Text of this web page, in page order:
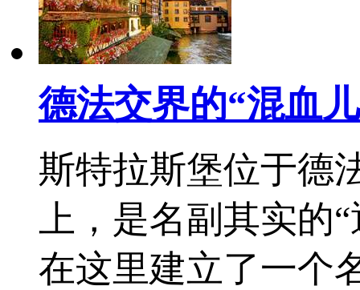
德法交界的“混血
斯特拉斯堡位于德
上，是名副其实的
在这里建立了一个